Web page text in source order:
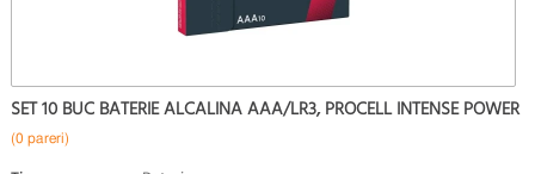
SET 10 BUC BATERIE ALCALINA AAA/LR3, PROCELL INTENSE POWER
(0 pareri)